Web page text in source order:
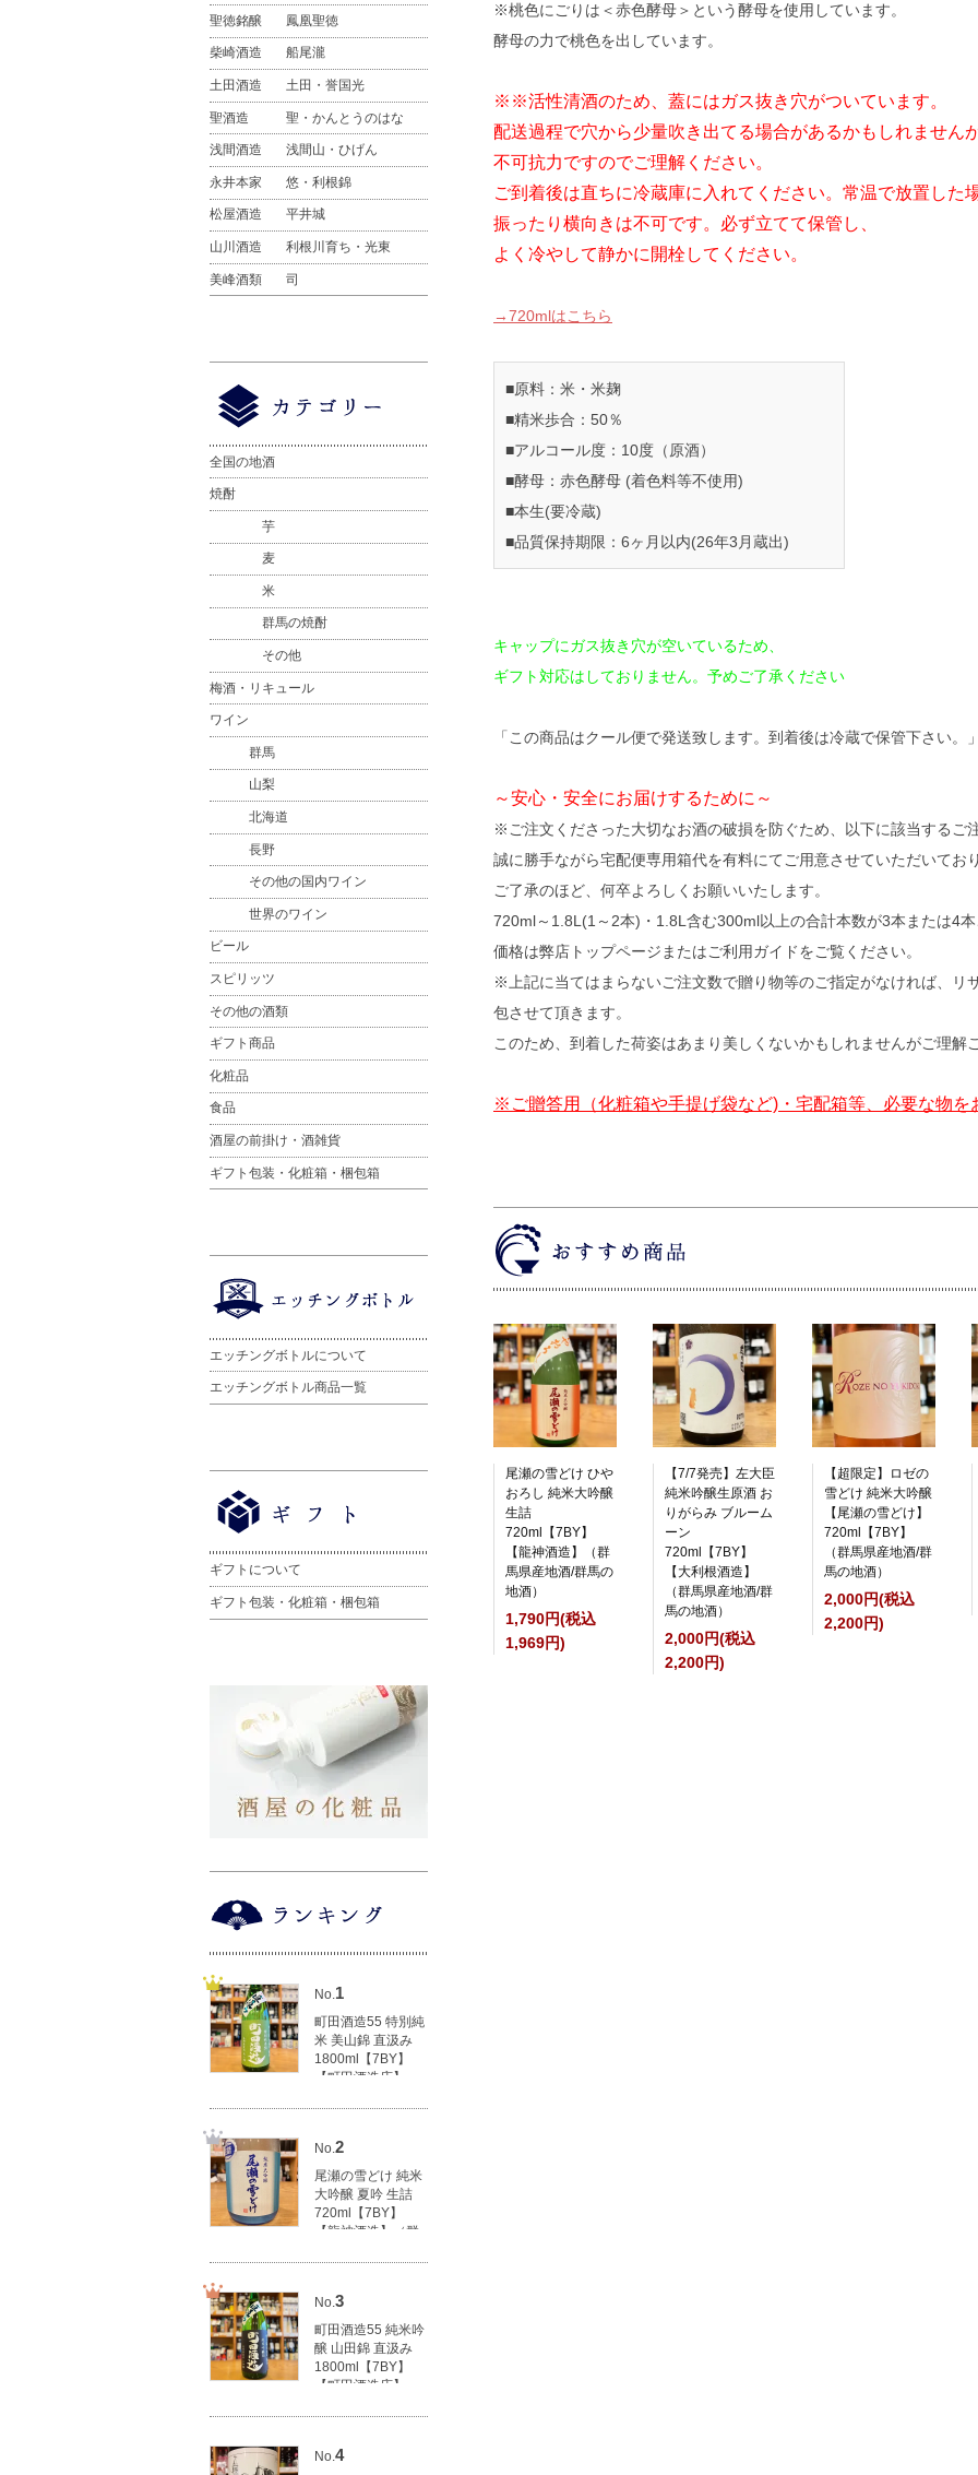
※桃色にごりは＜赤色酵母＞という酵母を使用しています。
酵母の力で桃色を出しています。
※※活性清酒のため、蓋にはガス抜き穴がついています。
配送過程で穴から少量吹き出てる場合があるかもしれませんが
不可抗力ですのでご理解ください。
ご到着後は直ちに冷蔵庫に入れてください。常温で放置した
振ったり横向きは不可です。必ず立てて保管し、
よく冷やして静かに開栓してください。
→720mlはこちら
■原料：米・米麹
■精米歩合：50％
■アルコール度：10度（原酒）
■酵母：赤色酵母 (着色料等不使用)
■本生(要冷蔵)
■品質保持期限：6ヶ月以内(26年3月蔵出)
キャップにガス抜き穴が空いているため、
ギフト対応はしておりません。予めご了承ください
「この商品はクール便で発送致します。到着後は冷蔵で保管下さい。」
～安心・安全にお届けするために～
※ご注文くださった大切なお酒の破損を防ぐため、以下に該当するご
誠に勝手ながら宅配便専用箱代を有料にてご用意させていただいており
ご了承のほど、何卒よろしくお願いいたします。
720ml～1.8L(1～2本)・1.8L含む300ml以上の合計本数が3本または4本
価格は弊店トップページまたはご利用ガイドをご覧ください。
※上記に当てはまらないご注文数で贈り物等のご指定がなければ、リ
包させて頂きます。
このため、到着した荷姿はあまり美しくないかもしれませんがご理解
※ご贈答用（化粧箱や手提げ袋など)・宅配箱等、必要な物を
尾瀬の雪どけ ひや
おろし 純米大吟醸
生詰
720ml【7BY】
【龍神酒造】（群
馬県産地酒/群馬の
地酒）
1,790円(税込
1,969円)
【7/7発売】左大臣
純米吟醸生原酒 お
りがらみ ブルーム
ーン
720ml【7BY】
【大利根酒造】
（群馬県産地酒/群
馬の地酒）
2,000円(税込
2,200円)
【超限定】ロゼの
雪どけ 純米大吟醸
【尾瀬の雪どけ】
720ml【7BY】
（群馬県産地酒/群
馬の地酒）
2,000円(税込
2,200円)
聖徳銘醸 鳳凰聖徳
柴崎酒造 船尾瀧
土田酒造 土田・誉国光
聖酒造 聖・かんとうのはな
浅間酒造 浅間山・ひげん
永井本家 悠・利根錦
松屋酒造 平井城
山川酒造 利根川育ち・光東
美峰酒類 司
全国の地酒
焼酎
芋
麦
米
群馬の焼酎
その他
梅酒・リキュール
ワイン
群馬
山梨
北海道
長野
その他の国内ワイン
世界のワイン
ビール
スピリッツ
その他の酒類
ギフト商品
化粧品
食品
酒屋の前掛け・酒雑貨
ギフト包装・化粧箱・梱包箱
エッチングボトルについて
エッチングボトル商品一覧
ギフトについて
ギフト包装・化粧箱・梱包箱
No.1
町田酒造55 特別純
米 美山錦 直汲み
1800ml【7BY】
【町田酒造店】
円)
No.2
尾瀬の雪どけ 純米
大吟醸 夏吟 生詰
720ml【7BY】
【龍神酒造】（群
円)
No.3
町田酒造55 純米吟
醸 山田錦 直汲み
1800ml【7BY】
【町田酒造店】
円)
No.4